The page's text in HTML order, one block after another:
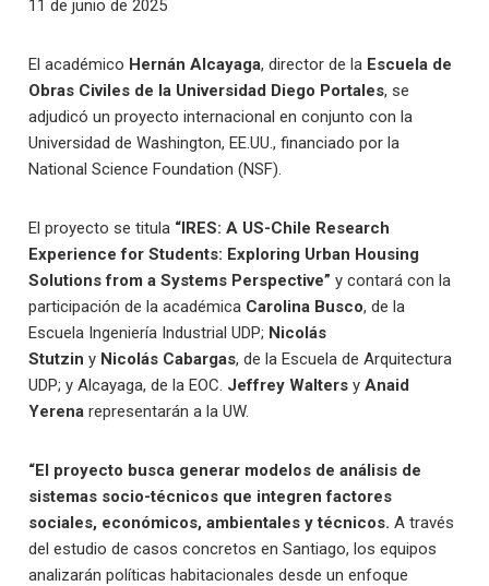
11 de junio de 2025
El académico Hernán Alcayaga, director de la Escuela de
Obras Civiles de la Universidad Diego Portales, se
adjudicó un proyecto internacional en conjunto con la
Universidad de Washington, EE.UU., financiado por la
National Science Foundation (NSF).
El proyecto se titula “IRES: A US-Chile Research
Experience for Students: Exploring Urban Housing
Solutions from a Systems Perspective” y contará con la
participación de la académica Carolina Busco, de la
Escuela Ingeniería Industrial UDP; Nicolás
Stutzin y Nicolás Cabargas, de la Escuela de Arquitectura
UDP; y Alcayaga, de la EOC. Jeffrey Walters yAnaid
Yerena representarán a la UW.
“El proyecto busca generar modelos de análisis de
sistemas socio-técnicos que integren factores
sociales, económicos, ambientales y técnicos. A través
del estudio de casos concretos en Santiago, los equipos
analizarán políticas habitacionales desde un enfoque